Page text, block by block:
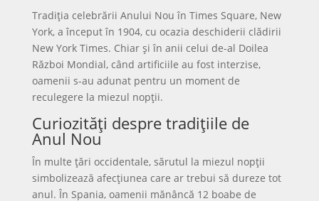
Tradiția celebrării Anului Nou în Times Square, New
York, a început în 1904, cu ocazia deschiderii clădirii
New York Times. Chiar și în anii celui de-al Doilea
Război Mondial, când artificiile au fost interzise,
oamenii s-au adunat pentru un moment de
reculegere la miezul nopții.
Curiozități despre tradițiile de
Anul Nou
În multe țări occidentale, sărutul la miezul nopții
simbolizează afecțiunea care ar trebui să dureze tot
anul. În Spania, oamenii mănâncă 12 boabe de